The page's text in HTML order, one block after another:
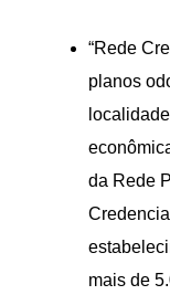
“Rede
planos
da Rede
mais de